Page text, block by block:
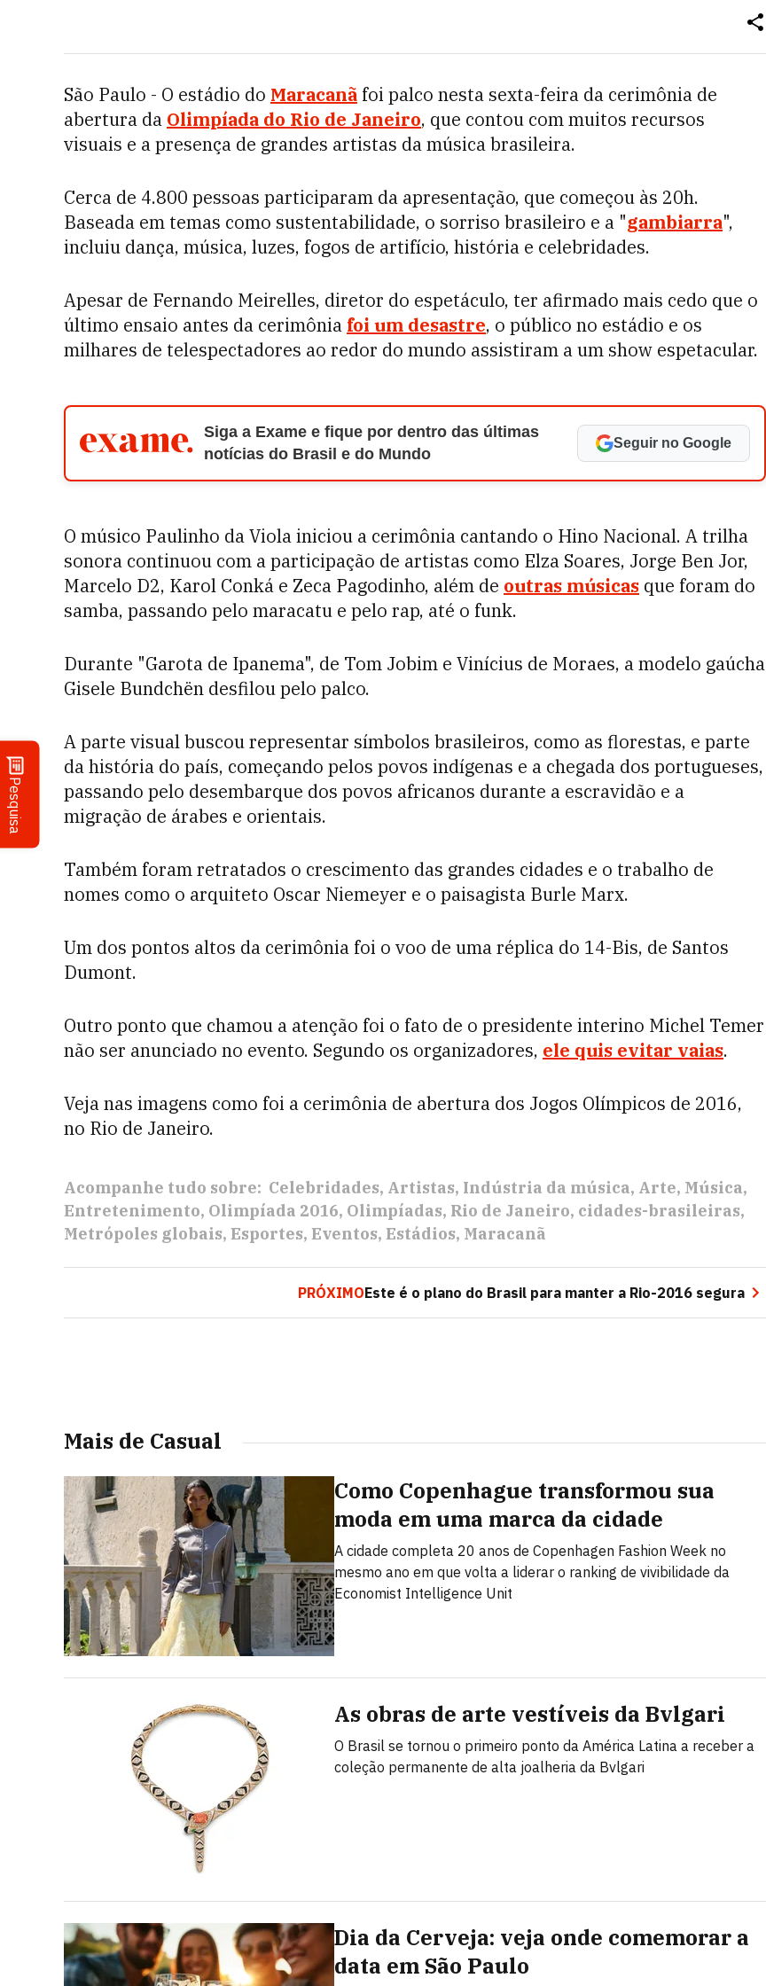
Pesquisa
São Paulo - O estádio do Maracanã foi palco nesta sexta-feira da cerimônia de
abertura da Olimpíada do Rio de Janeiro, que contou com muitos recursos
visuais e a presença de grandes artistas da música brasileira.
Cerca de 4.800 pessoas participaram da apresentação, que começou às 20h.
Baseada em temas como sustentabilidade, o sorriso brasileiro e a "gambiarra",
incluiu dança, música, luzes, fogos de artifício, história e celebridades.
Apesar de Fernando Meirelles, diretor do espetáculo, ter afirmado mais cedo que o
último ensaio antes da cerimônia foi um desastre, o público no estádio e os
milhares de telespectadores ao redor do mundo assistiram a um show espetacular.
Siga a Exame e fique por dentro das últimas
notícias do Brasil e do Mundo
Seguir no Google
O músico Paulinho da Viola iniciou a cerimônia cantando o Hino Nacional. A trilha
sonora continuou com a participação de artistas como Elza Soares, Jorge Ben Jor,
Marcelo D2, Karol Conká e Zeca Pagodinho, além de outras músicas que foram do
samba, passando pelo maracatu e pelo rap, até o funk.
Durante "Garota de Ipanema", de Tom Jobim e Vinícius de Moraes, a modelo gaúcha
Gisele Bundchën desfilou pelo palco.
A parte visual buscou representar símbolos brasileiros, como as florestas, e parte
da história do país, começando pelos povos indígenas e a chegada dos portugueses,
passando pelo desembarque dos povos africanos durante a escravidão e a
migração de árabes e orientais.
Também foram retratados o crescimento das grandes cidades e o trabalho de
nomes como o arquiteto Oscar Niemeyer e o paisagista Burle Marx.
Um dos pontos altos da cerimônia foi o voo de uma réplica do 14-Bis, de Santos
Dumont.
Outro ponto que chamou a atenção foi o fato de o presidente interino Michel Temer
não ser anunciado no evento. Segundo os organizadores, ele quis evitar vaias.
Veja nas imagens como foi a cerimônia de abertura dos Jogos Olímpicos de 2016,
no Rio de Janeiro.
Acompanhe tudo sobre: Celebridades Artistas Indústria da música Arte Música
Entretenimento Olimpíada 2016 Olimpíadas Rio de Janeiro cidades-brasileiras
Metrópoles globais Esportes Eventos Estádios Maracanã
PRÓXIMOEste é o plano do Brasil para manter a Rio-2016 segura
Mais de Casual
Como Copenhague transformou sua
moda em uma marca da cidade
A cidade completa 20 anos de Copenhagen Fashion Week no
mesmo ano em que volta a liderar o ranking de vivibilidade da
Economist Intelligence Unit
As obras de arte vestíveis da Bvlgari
O Brasil se tornou o primeiro ponto da América Latina a receber a
coleção permanente de alta joalheria da Bvlgari
Dia da Cerveja: veja onde comemorar a
data em São Paulo